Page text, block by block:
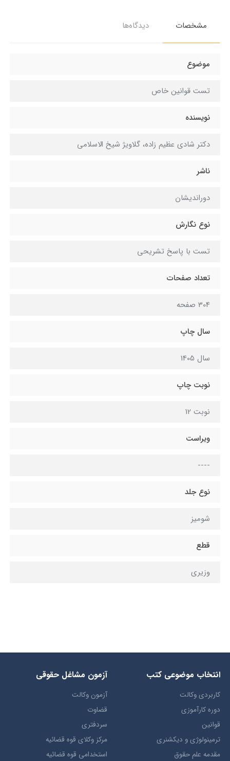
مشخصات دیدگاه‌ها
موضوع
تست قوانین خاص
نویسنده
دکتر شادی عظیم زاده، گلاویژ شیخ الاسلامی
ناشر
دوراندیشان
نوع نگارش
تست با پاسخ تشریحی
تعداد صفحات
304 صفحه
سال چاپ
سال 1405
نوبت چاپ
نوبت 12
ویراست
----
نوع جلد
شومیز
قطع
وزیری
انتخاب​ موضوعي​ کتب
کاربردی وکالت
دوره کارآموزی
قوانین
ترمينولوژي و ديکشنري
مقدمه علم حقوق
آزمون مشاغل حقوقی
آزمون وکالت
قضاوت
سردفتری
مرکز وکلای قوه قضائیه
استخدامی قوه قضائیه